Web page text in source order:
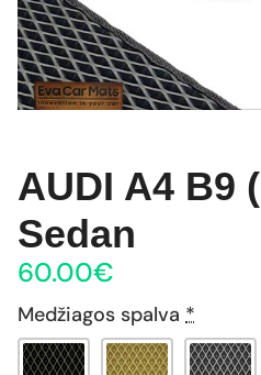
AUDI A4 B9
Sedan
60.00€
Medžiagos spalva *